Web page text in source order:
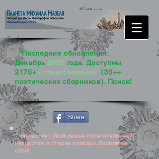
Последние обновления:
Декабрь2022 года. Доступны
2170++ стихотворений. (30++
поэтических сборников). Поиск!
Share
Внимание!! Уважаемые посетители, сайт
находится в стадии отладки. Возможны
сбои!